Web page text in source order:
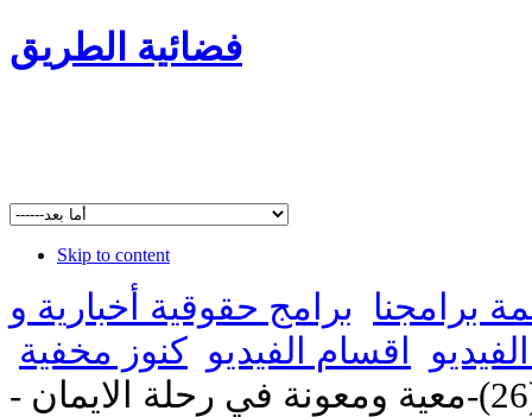
فضائية الطريق
Skip to content
برامجنا
برامج حقوقية أخبارية و
اقسام الفيديو كنوز مخفية
'رسالة بطرس الاولى(26)-معية ومعونة في رحلة الايمان -